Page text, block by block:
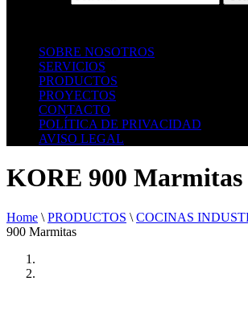
SOBRE NOSOTROS
SERVICIOS
PRODUCTOS
PROYECTOS
CONTACTO
POLÍTICA DE PRIVACIDAD
AVISO LEGAL
KORE 900 Marmitas
Home \ PRODUCTOS \ COCINAS
900 Marmitas